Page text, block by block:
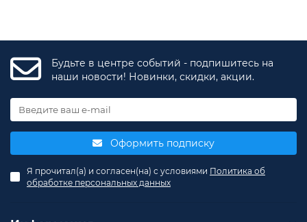
Система пожаротушения
Система газовыхлопа
Система пожарной сигнализации
типа ОУ)
Будьте в центре событий - подпишитесь на
наши новости! Новинки, скидки, акции.
Оформить подписку
Я прочитал(а) и согласен(на) с условиями Политика об
обработке персональных данных